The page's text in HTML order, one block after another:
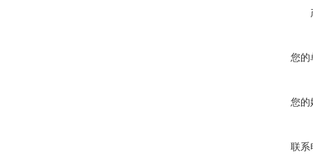
您的
您的
联系